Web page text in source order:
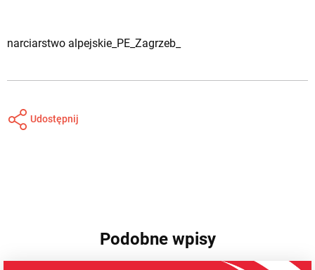
narciarstwo alpejskie_PE_Zagrzeb_
Udostępnij
Podobne wpisy